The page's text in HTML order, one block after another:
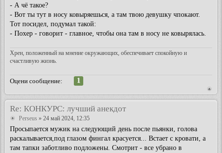
- А чё такое?
- Вот ты тут в носу ковыряешься, а там твою девушку чпокают.
Тот посидел, подумал такой:
- Похер - говорит - главное, чтобы она там в носу не ковырялась.
Хрен, положенный на мнение окружающих, обеспечивает спокойную и
счастливую жизнь.
Оцени сообщение:
1
Re: КОНКУРС: лучший анекдот
Perseus » 24 май 2024, 12:35
Просыпается мужик на следующий день после пьянки, голова
раскалывается,под глазом фингал красуется... Встает с кровати, а
там тапки заботливо подложены. Смотрит - все убрано в